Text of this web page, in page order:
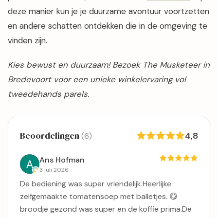
deze manier kun je je duurzame avontuur voortzetten
en andere schatten ontdekken die in de omgeving te
vinden zijn.
Kies bewust en duurzaam! Bezoek The Musketeer in
Bredevoort voor een unieke winkelervaring vol
tweedehands parels.
Beoordelingen(6) 4,8
Ans Hofman
3 juli 2026
De bediening was super vriendelijk.Heerlijke
zelfgemaakte tomatensoep met balletjes. 😋
broodje gezond was super en de koffie prima.De